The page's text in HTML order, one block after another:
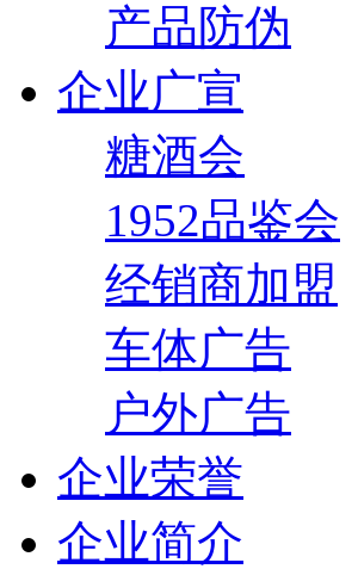
产品防伪
企业广宣
糖酒会
1952品鉴会
经销商加盟
车体广告
户外广告
企业荣誉
企业简介